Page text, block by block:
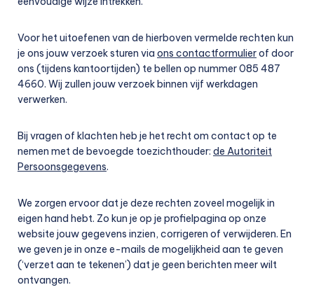
Voor het uitoefenen van de hierboven vermelde rechten kun
je ons jouw verzoek sturen via ons contactformulierof door
ons (tijdens kantoortijden) te bellen op nummer 085 487
4660. Wij zullen jouw verzoek binnen vijf werkdagen
verwerken.
Bij vragen of klachten heb je het recht om contact op te
nemen met de bevoegde toezichthouder: de Autoriteit
Persoonsgegevens.
We zorgen ervoor dat je deze rechten zoveel mogelijk in
eigen hand hebt. Zo kun je op je profielpagina op onze
website jouw gegevens inzien, corrigeren of verwijderen. En
we geven je in onze e-mails de mogelijkheid aan te geven
(‘verzet aan te tekenen’) dat je geen berichten meer wilt
ontvangen.